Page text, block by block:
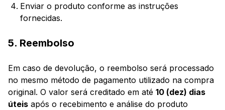
Enviar o produto conforme as instruções
fornecidas.
5. Reembolso
Em caso de devolução, o reembolso será processado
no mesmo método de pagamento utilizado na compra
original. O valor será creditado em até 10 (dez) dias
úteis após o recebimento e análise do produto